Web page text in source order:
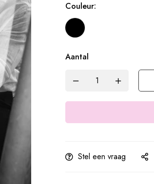
Couleur:
Aantal
Stel een vraag